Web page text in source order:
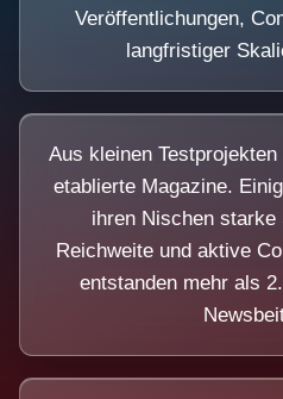
Veröffentlichungen,
langfristiger
Aus kleinen
etablierte Magazine.
ihren Nischen
Reichweite und aktive
entstanden mehr als